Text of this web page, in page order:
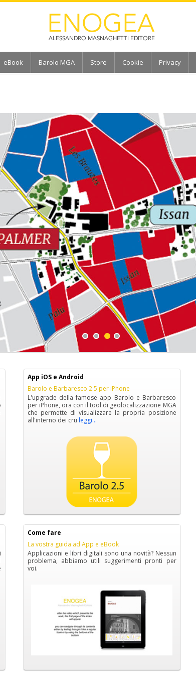
eBook Barolo MGA Store Cookie Privacy
App iOS e Android
Barolo e Barbaresco 2.5 per iPhone
L'upgrade della famose app Barolo e Barbaresco
per iPhone, ora con il tool di geolocalizzazione MGA
che permette di visualizzare la propria posizione
all'interno dei cru leggi...
Come fare
La vostra guida ad App e eBook
Applicazioni e libri digitali sono una novità? Nessun
problema, abbiamo utili suggerimenti pronti per
voi.